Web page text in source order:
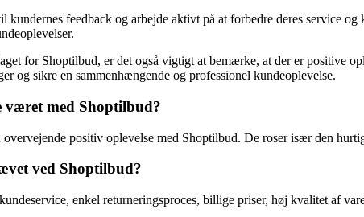
feedback og arbejde aktivt på at forbedre deres service
for Shoptilbud, er det også vigtigt at bemærke, at der er positive
og sikre en sammenhængende og professionel kundeoplevelse.
været med Shoptilbud?
positiv oplevelse med Shoptilbud. De roser især den
ved Shoptilbud?
enkel returneringsproces, billige priser, høj kvalitet af